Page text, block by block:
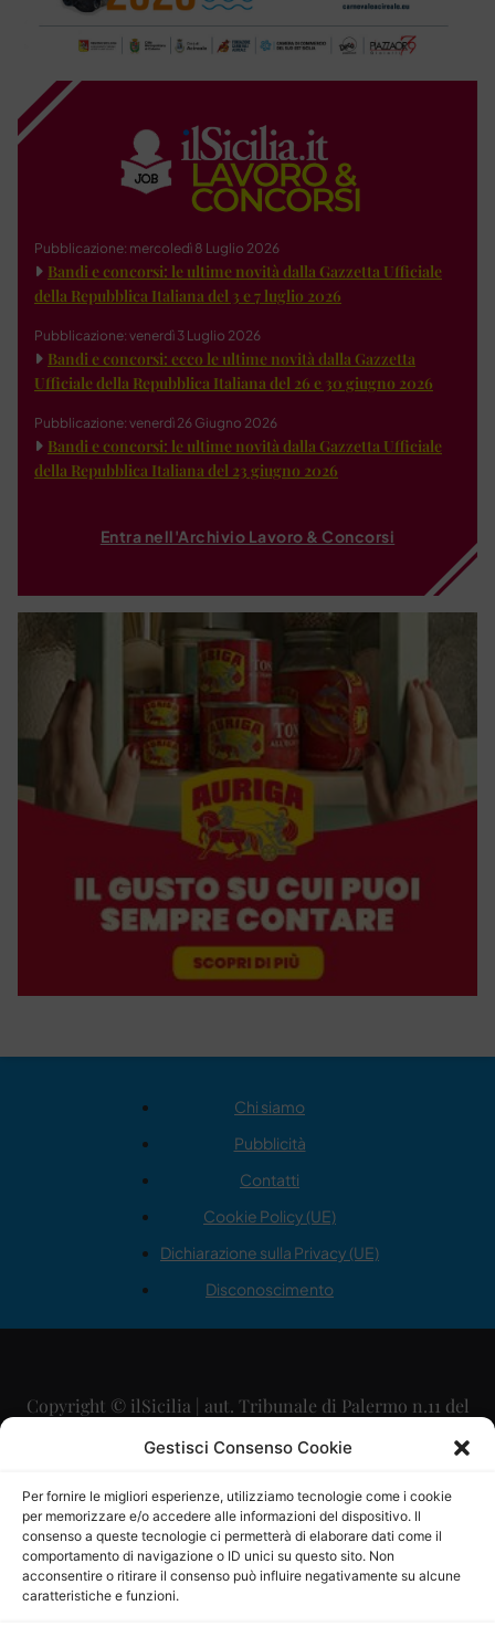
Gestisci Consenso Cookie
Per fornire le migliori esperienze, utilizziamo tecnologie come i cookie
per memorizzare e/o accedere alle informazioni del dispositivo. Il
consenso a queste tecnologie ci permetterà di elaborare dati come il
comportamento di navigazione o ID unici su questo sito. Non
acconsentire o ritirare il consenso può influire negativamente su alcune
caratteristiche e funzioni.
Pubblicazione: mercoledì 8 Luglio 2026
Bandi e concorsi: le ultime novità dalla Gazzetta Ufficiale
della Repubblica Italiana del 3 e 7 luglio 2026
Pubblicazione: venerdì 3 Luglio 2026
Bandi e concorsi: ecco le ultime novità dalla Gazzetta
Ufficiale della Repubblica Italiana del 26 e 30 giugno 2026
Pubblicazione: venerdì 26 Giugno 2026
Bandi e concorsi: le ultime novità dalla Gazzetta Ufficiale
della Repubblica Italiana del 23 giugno 2026
Entra nell'Archivio Lavoro & Concorsi
Chi siamo
Pubblicità
Contatti
Cookie Policy (UE)
Dichiarazione sulla Privacy (UE)
Disconoscimento
Copyright © ilSicilia | aut. Tribunale di Palermo n.11 del
29/09/2015
Direttore Editoriale: Maurizio Scaglione
Direttore Responsabile: Maria Calabrese